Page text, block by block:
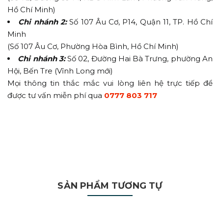
Hồ Chí Minh)
Chi nhánh 2:Số 107 Âu Cơ, P14, Quận 11, TP. Hồ Chí
Minh
(Số 107 Âu Cơ, Phường Hòa Bình, Hồ Chí Minh)
Chi nhánh 3:Số 02, Đường Hai Bà Trưng, phường An
Hội, Bến Tre (Vĩnh Long mới)
Mọi thông tin thắc mắc vui lòng liên hệ trực tiếp để
được tư vấn miễn phí qua 0777 803 717
SẢN PHẨM TƯƠNG TỰ